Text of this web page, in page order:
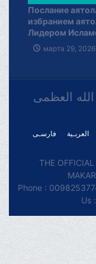
Послание
избранием
Лидером
марта 29, 2026
العظمی
فارسـی العربـیة
THE
Phone :
Us